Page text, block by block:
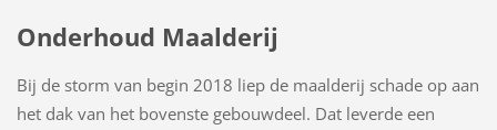
Onderhoud Maalderij
Bij de storm van begin 2018 liep de maalderij schade op aan
het dak van het bovenste gebouwdeel. Dat leverde een